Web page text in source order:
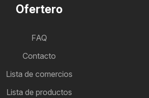
Ofertero
FAQ
Contacto
Lista de comercios
Lista de productos